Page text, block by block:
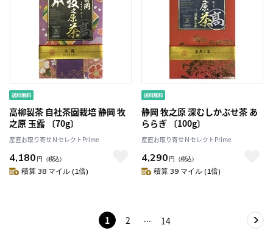
高柳製茶 自社茶園栽培 静岡 牧
之原 玉露 〔70g〕
産直お取り寄せＮセレクトPrime
4,180 円 （税込）
積算 38 マイル (1倍)
静岡 牧之原 深むしかぶせ茶 あ
ららぎ 〔100g〕
産直お取り寄せＮセレクトPrime
4,290 円 （税込）
積算 39 マイル (1倍)
1 2 14